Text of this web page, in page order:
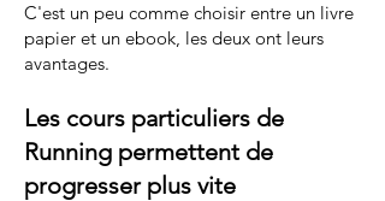
C'est un peu comme choisir entre un livre
papier et un ebook, les deux ont leurs
avantages.
Les cours particuliers de
Running permettent de
progresser plus vite